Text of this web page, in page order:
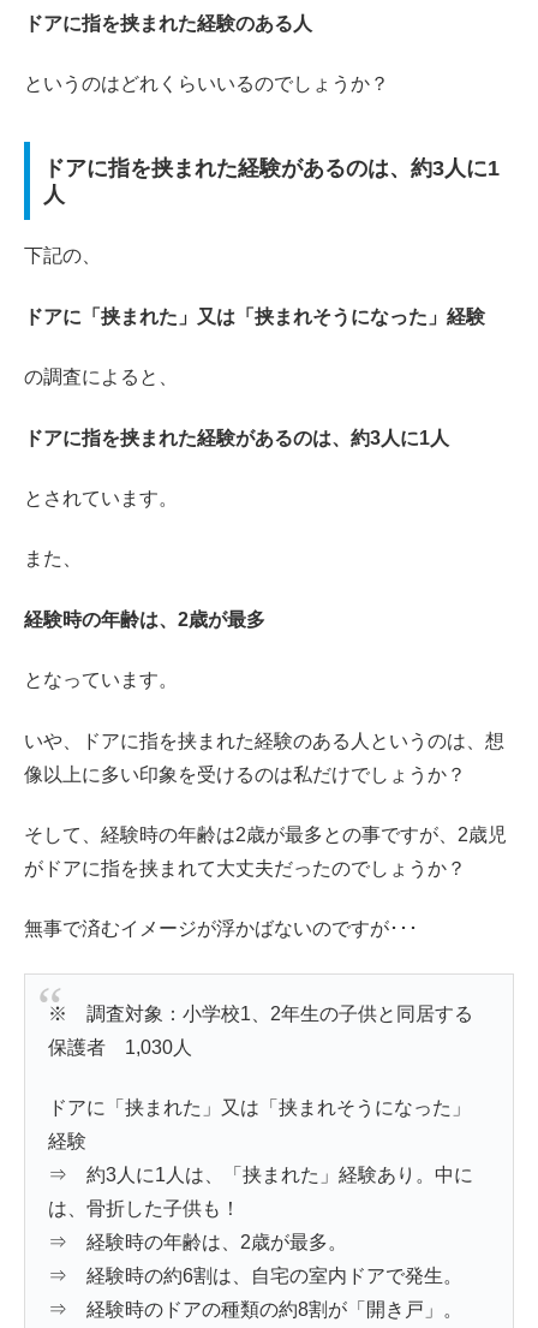
ドアに指を挟まれた経験のある人
というのはどれくらいいるのでしょうか？
ドアに指を挟まれた経験があるのは、約3人に1
人
下記の、
ドアに「挟まれた」又は「挟まれそうになった」経験
の調査によると、
ドアに指を挟まれた経験があるのは、約3人に1人
とされています。
また、
経験時の年齢は、2歳が最多
となっています。
いや、ドアに指を挟まれた経験のある人というのは、想
像以上に多い印象を受けるのは私だけでしょうか？
そして、経験時の年齢は2歳が最多との事ですが、2歳児
がドアに指を挟まれて大丈夫だったのでしょうか？
無事で済むイメージが浮かばないのですが･･･
※ 調査対象：小学校1、2年生の子供と同居する
保護者 1,030人
ドアに「挟まれた」又は「挟まれそうになった」
経験
⇒ 約3人に1人は、「挟まれた」経験あり。中に
は、骨折した子供も！
⇒ 経験時の年齢は、2歳が最多。
⇒ 経験時の約6割は、自宅の室内ドアで発生。
⇒ 経験時のドアの種類の約8割が「開き戸」。